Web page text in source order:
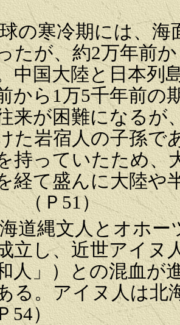
の寒冷期には、海
たが、約2万年前
中国大陸と日本列
から1万5千年前の
来が困難になるが
た岩宿人の子孫で
持っていたため、
経て盛んに大陸や
          （Ｐ51）
道縄文人とオホ
立し、近世アイヌ
人」）との混血が
る。アイヌ人は北
54）